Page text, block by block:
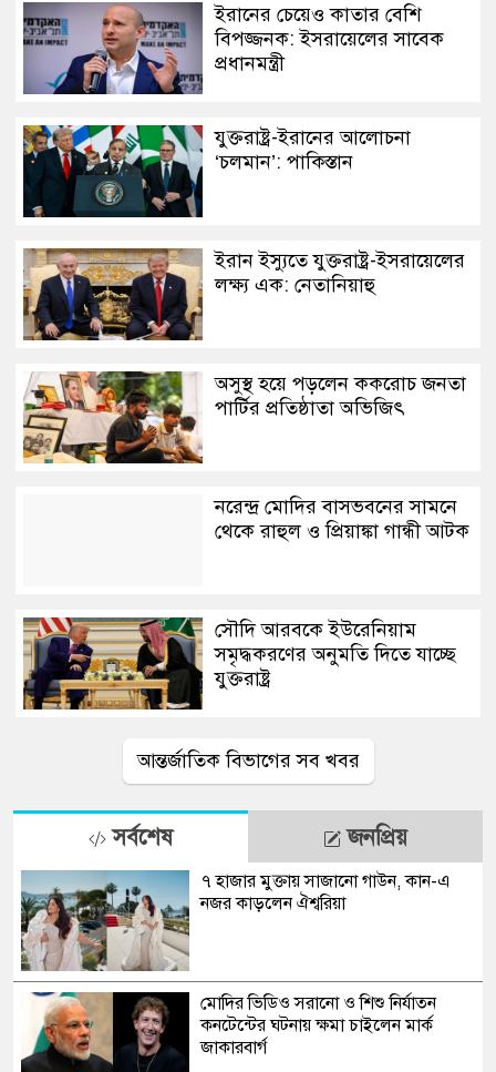
ইরানের চেয়েও কাতার বেশি
বিপজ্জনক: ইসরায়েলের সাবেক
প্রধানমন্ত্রী
যুক্তরাষ্ট্র-ইরানের আলোচনা
‘চলমান’: পাকিস্তান
ইরান ইস্যুতে যুক্তরাষ্ট্র-ইসরায়েলের
লক্ষ্য এক: নেতানিয়াহু
অসুস্থ হয়ে পড়লেন ককরোচ জনতা
পার্টির প্রতিষ্ঠাতা অভিজিৎ
নরেন্দ্র মোদির বাসভবনের সামনে
থেকে রাহুল ও প্রিয়াঙ্কা গান্ধী আটক
সৌদি আরবকে ইউরেনিয়াম
সমৃদ্ধকরণের অনুমতি দিতে যাচ্ছে
যুক্তরাষ্ট্র
আন্তর্জাতিক বিভাগের সব খবর
সর্বশেষ জনপ্রিয়
৭ হাজার মুক্তায় সাজানো গাউন, কান-এ
নজর কাড়লেন ঐশ্বরিয়া
মোদির ভিডিও সরানো ও শিশু নির্যাতন
কনটেন্টের ঘটনায় ক্ষমা চাইলেন মার্ক
জাকারবার্গ